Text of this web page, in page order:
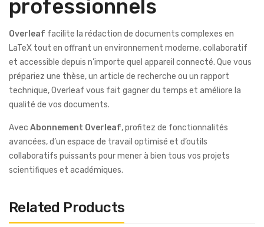
professionnels
Overleaf facilite la rédaction de documents complexes en
LaTeX tout en offrant un environnement moderne, collaboratif
et accessible depuis n’importe quel appareil connecté. Que vous
prépariez une thèse, un article de recherche ou un rapport
technique, Overleaf vous fait gagner du temps et améliore la
qualité de vos documents.
Avec Abonnement Overleaf, profitez de fonctionnalités
avancées, d’un espace de travail optimisé et d’outils
collaboratifs puissants pour mener à bien tous vos projets
scientifiques et académiques.
Related Products